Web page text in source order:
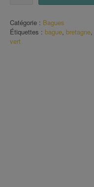
Rose
sous
les
Catégorie : Bagues
Étiquettes : bague, bretagne,
vert